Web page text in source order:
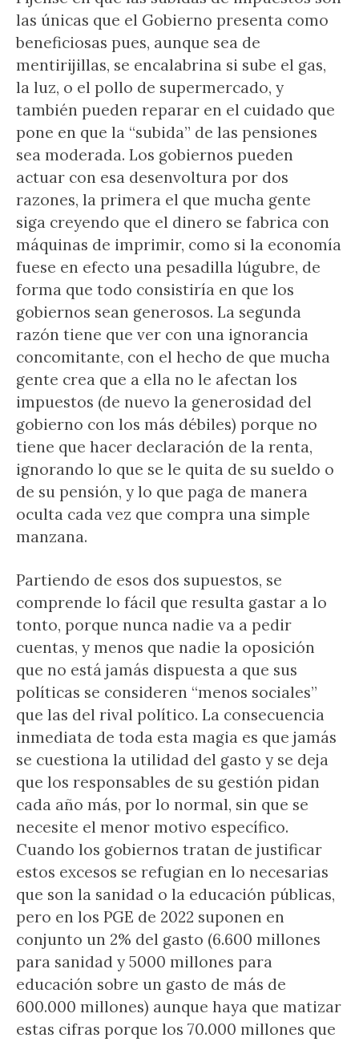
las únicas que el Gobierno presenta como
beneficiosas pues, aunque sea de
mentirijillas, se encalabrina si sube el gas,
la luz, o el pollo de supermercado, y
también pueden reparar en el cuidado que
pone en que la “subida” de las pensiones
sea moderada. Los gobiernos pueden
actuar con esa desenvoltura por dos
razones, la primera el que mucha gente
siga creyendo que el dinero se fabrica con
máquinas de imprimir, como si la economía
fuese en efecto una pesadilla lúgubre, de
forma que todo consistiría en que los
gobiernos sean generosos. La segunda
razón tiene que ver con una ignorancia
concomitante, con el hecho de que mucha
gente crea que a ella no le afectan los
impuestos (de nuevo la generosidad del
gobierno con los más débiles) porque no
tiene que hacer declaración de la renta,
ignorando lo que se le quita de su sueldo o
de su pensión, y lo que paga de manera
oculta cada vez que compra una simple
manzana.
Partiendo de esos dos supuestos, se
comprende lo fácil que resulta gastar a lo
tonto, porque nunca nadie va a pedir
cuentas, y menos que nadie la oposición
que no está jamás dispuesta a que sus
políticas se consideren “menos sociales”
que las del rival político. La consecuencia
inmediata de toda esta magia es que jamás
se cuestiona la utilidad del gasto y se deja
que los responsables de su gestión pidan
cada año más, por lo normal, sin que se
necesite el menor motivo específico.
Cuando los gobiernos tratan de justificar
estos excesos se refugian en lo necesarias
que son la sanidad o la educación públicas,
pero en los PGE de 2022 suponen en
conjunto un 2% del gasto (6.600 millones
para sanidad y 5000 millones para
educación sobre un gasto de más de
600.000 millones) aunque haya que matizar
estas cifras porque los 70.000 millones que